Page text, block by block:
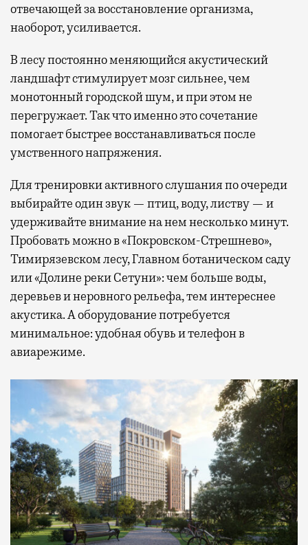
отвечающей за восстановление организма,
наоборот, усиливается.
В лесу постоянно меняющийся акустический
ландшафт стимулирует мозг сильнее, чем
монотонный городской шум, и при этом не
перегружает. Так что именно это сочетание
помогает быстрее восстанавливаться после
умственного напряжения.
Для тренировки активного слушания по очереди
выбирайте один звук — птиц, воду, листву — и
удерживайте внимание на нем несколько минут.
Пробовать можно в «Покровском-Стрешнево»,
Тимирязевском лесу, Главном ботаническом саду
или «Долине реки Сетуни»: чем больше воды,
деревьев и неровного рельефа, тем интереснее
акустика. А оборудование потребуется
минимальное: удобная обувь и телефон в
авиарежиме.